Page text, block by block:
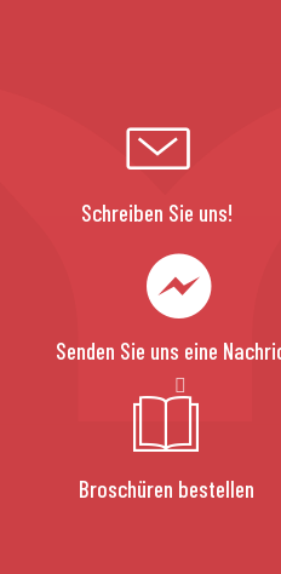
Schreiben Sie uns!
Senden Sie uns eine
Broschüren bestellen